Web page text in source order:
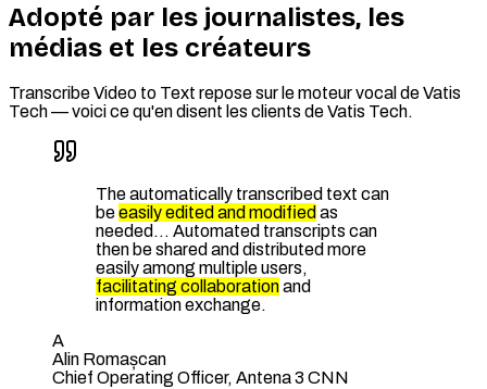
Adopté par les journalistes, les
médias et les créateurs
Transcribe Video to Text repose sur le moteur vocal de Vatis
Tech — voici ce qu'en disent les clients de Vatis Tech.
The automatically transcribed text can
beeasily edited and modified as
needed… Automated transcripts can
then be shared and distributed more
easily among multiple users,
facilitating collaborationand
information exchange.
A
Alin Romașcan
Chief Operating Officer, Antena 3 CNN